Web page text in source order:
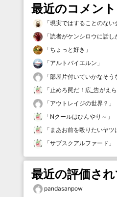
最近のコメント
「現実ではすることのない
「読者がケンシロウに話
「ちょっと好き 」
「アルトバイエルン 」
「部屋片付いていかなそう
「 止めろ罠だ！広_告がえ
「アウトレイジの世界？ 」
「Nクールはひんやり～ 」
「 まあお前を殴りたいヤツ
「サブスクアルファード 」
最近の評価さ
pandasanpow